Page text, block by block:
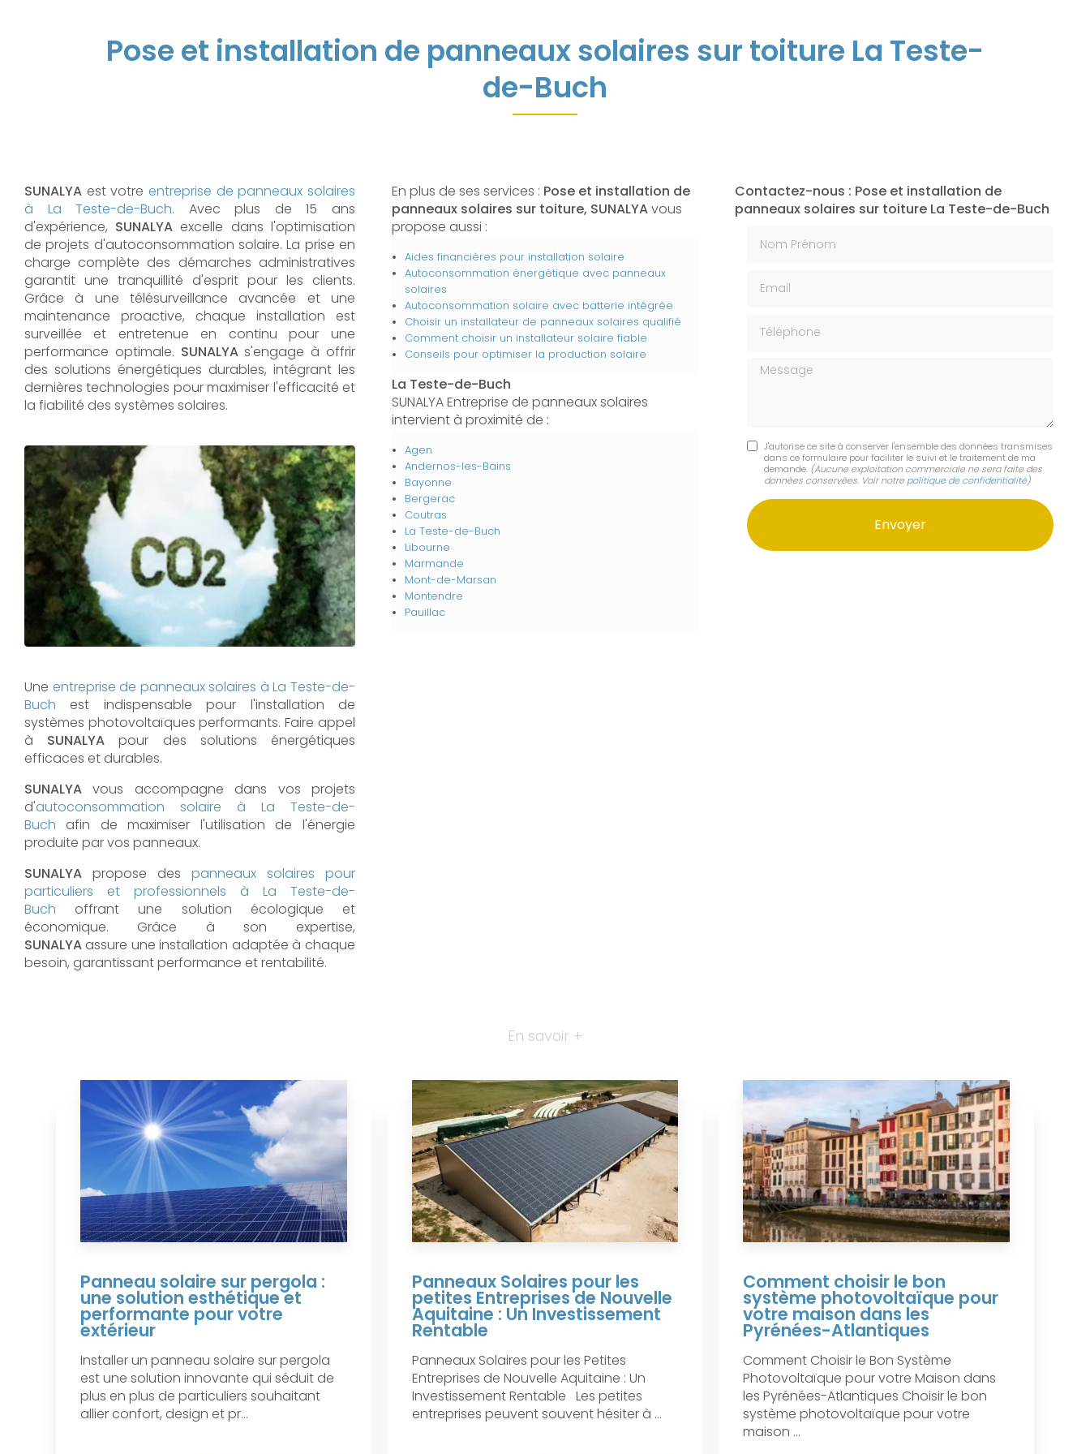
Pose et installation de panneaux solaires sur toiture La Teste-
de-Buch
SUNALYA est votre entreprise de panneaux solaires
à La Teste-de-Buch. Avec plus de 15 ans
d'expérience, SUNALYA excelle dans l'optimisation
de projets d'autoconsommation solaire. La prise en
charge complète des démarches administratives
garantit une tranquillité d'esprit pour les clients.
Grâce à une télésurveillance avancée et une
maintenance proactive, chaque installation est
surveillée et entretenue en continu pour une
performance optimale. SUNALYAs'engage à offrir
des solutions énergétiques durables, intégrant les
dernières technologies pour maximiser l'efficacité et
la fiabilité des systèmes solaires.
Une entreprise de panneaux solaires àLa Teste-de-
Buch est indispensable pour l'installation de
systèmes photovoltaïques performants. Faire appel
à SUNALYA pour des solutions énergétiques
efficaces et durables.
SUNALYA vous accompagne dans vos projets
d'autoconsommation solaire à La Teste-de-
Buch afin de maximiser l'utilisation de l'énergie
produite par vos panneaux.
SUNALYA propose des panneaux solaires pour
particuliers et professionnels à La Teste-de-
Buch offrant une solution écologique et
économique. Grâce à son expertise,
SUNALYA assure une installation adaptée à chaque
besoin, garantissant performance et rentabilité.
En plus de ses services : Pose et installation de
panneaux solaires sur toiture, SUNALYAvous
propose aussi :
Aides financières pour installation solaire
Autoconsommation énergétique avec panneaux
solaires
Autoconsommation solaire avec batterie intégrée
Choisir un installateur de panneaux solaires qualifié
Comment choisir un installateur solaire fiable
Conseils pour optimiser la production solaire
La Teste-de-Buch
SUNALYA Entreprise de panneaux solaires
intervient à proximité de :
Agen
Andernos-les-Bains
Bayonne
Bergerac
Coutras
La Teste-de-Buch
Libourne
Marmande
Mont-de-Marsan
Montendre
Pauillac
Contactez-nous : Pose et installation de
panneaux solaires sur toiture La Teste-de-Buch
Message
J'autorise ce site à conserver l'ensemble des données transmises
dans ce formulaire pour faciliter le suivi et le traitement de ma
demande. (Aucune exploitation commerciale ne sera faite des
données conservées. Voir notre politique de confidentialité)
En savoir +
Panneau solaire sur pergola :
une solution esthétique et
performante pour votre
extérieur
Installer un panneau solaire sur pergola
est une solution innovante qui séduit de
plus en plus de particuliers souhaitant
allier confort, design et pr...
Panneaux Solaires pour les
petites Entreprises de Nouvelle
Aquitaine : Un Investissement
Rentable
Panneaux Solaires pour les Petites
Entreprises de Nouvelle Aquitaine : Un
Investissement Rentable Les petites
entreprises peuvent souvent hésiter à ...
Comment choisir le bon
système photovoltaïque pour
votre maison dans les
Pyrénées-Atlantiques
Comment Choisir le Bon Système
Photovoltaïque pour votre Maison dans
les Pyrénées-Atlantiques Choisir le bon
système photovoltaïque pour votre
maison ...